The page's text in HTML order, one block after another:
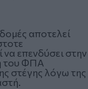
αποτελεί
επενδύσει στην
του ΦΠΑ
στέγης λόγω της